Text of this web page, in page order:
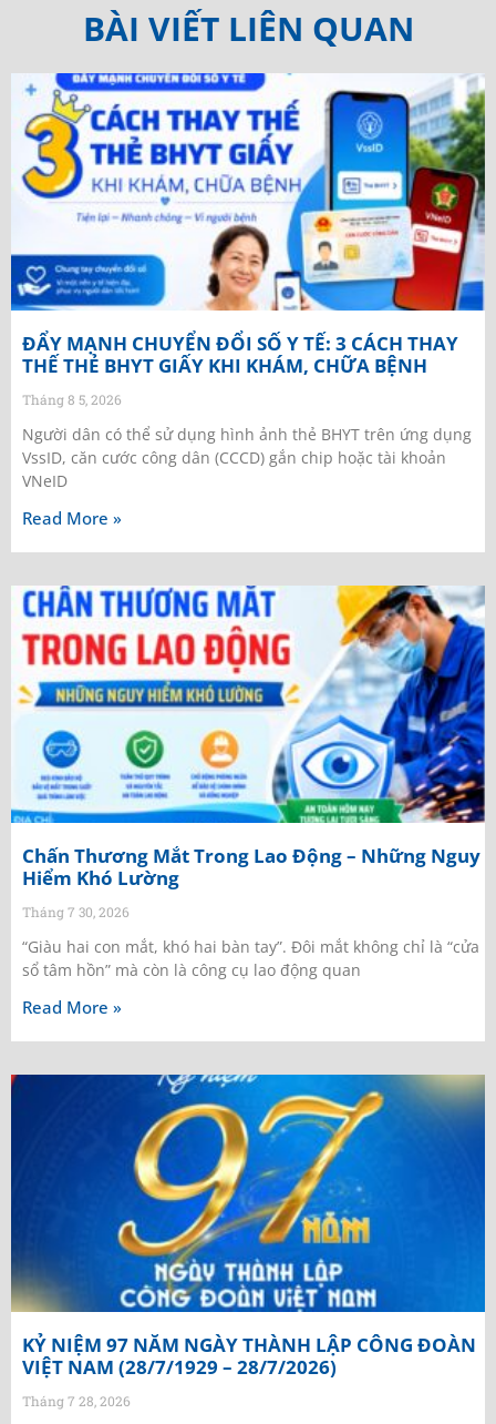
BÀI VIẾT LIÊN QUAN
ĐẨY MẠNH CHUYỂN ĐỔI SỐ Y TẾ: 3 CÁCH THAY
THẾ THẺ BHYT GIẤY KHI KHÁM, CHỮA BỆNH
Tháng 8 5, 2026
Người dân có thể sử dụng hình ảnh thẻ BHYT trên ứng dụng
VssID, căn cước công dân (CCCD) gắn chip hoặc tài khoản
VNeID
Read More »
Chấn Thương Mắt Trong Lao Động – Những Nguy
Hiểm Khó Lường
Tháng 7 30, 2026
“Giàu hai con mắt, khó hai bàn tay”. Đôi mắt không chỉ là “cửa
sổ tâm hồn” mà còn là công cụ lao động quan
Read More »
KỶ NIỆM 97 NĂM NGÀY THÀNH LẬP CÔNG ĐOÀN
VIỆT NAM (28/7/1929 – 28/7/2026)
Tháng 7 28, 2026